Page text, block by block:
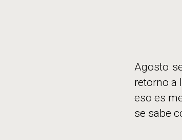
Agosto
retorno a
eso es
se sabe